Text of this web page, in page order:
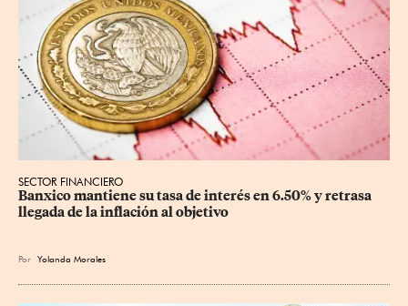
SECTOR FINANCIERO
Banxico mantiene su tasa de interés en 6.50% y retrasa
llegada de la inflación al objetivo
Por Yolanda Morales